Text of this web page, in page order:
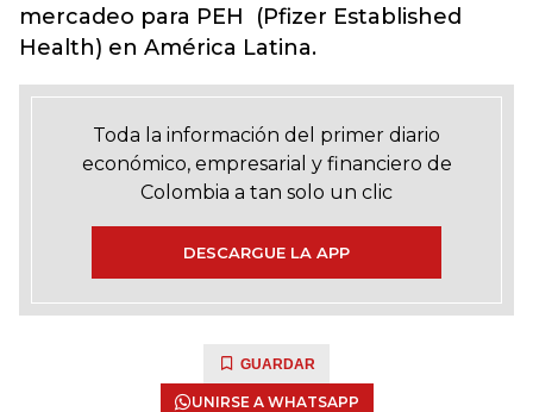
mercadeo para PEH (Pfizer Established
Health) en América Latina.
Toda la información del primer diario
económico, empresarial y financiero de
Colombia a tan solo un clic
DESCARGUE LA APP
GUARDAR
UNIRSE A WHATSAPP